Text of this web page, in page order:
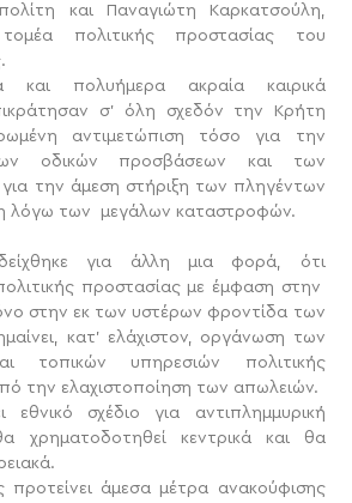
και Παναγιώτη Καρκατσούλη,
πολιτικής προστασίας του
και πολυήμερα ακραία καιρικά
σ’ όλη σχεδόν την Κρήτη
αντιμετώπιση τόσο για την
οδικών προσβάσεων και των
την άμεση στήριξη των πληγέντων
λόγω των μεγάλων καταστροφών.
για άλλη μια φορά, ότι
προστασίας με έμφαση στην
στην εκ των υστέρων φροντίδα των
κατ’ ελάχιστον, οργάνωση των
τοπικών υπηρεσιών πολιτικής
την ελαχιστοποίηση των απωλειών.
εθνικό σχέδιο για αντιπλημμυρική
χρηματοδοτηθεί κεντρικά και θα
προτείνει άμεσα μέτρα ανακούφισης